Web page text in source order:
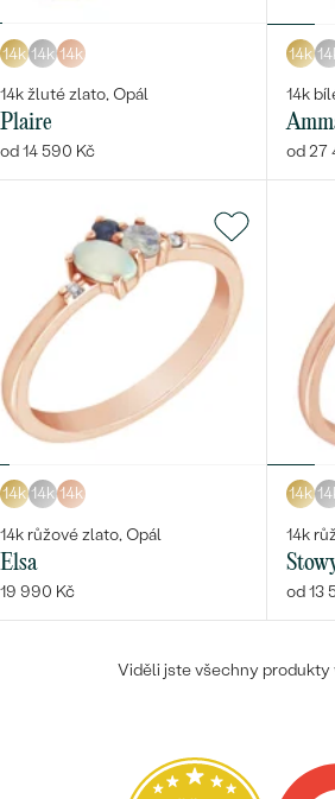
14k 14k 14k
14k žluté zlato, Opál
Plaire
od 14 590 Kč
14k
14k
od 27
14k 14k 14k
14k růžové zlato, Opál
Elsa
19 990 Kč
14k
14k
od 13
Viděli jste všechny produkty